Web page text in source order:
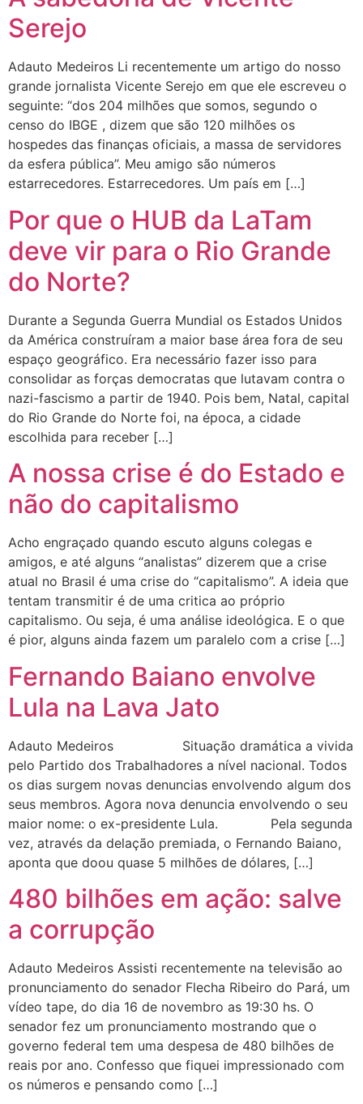
Serejo
Adauto Medeiros Li recentemente um artigo do nosso
grande jornalista Vicente Serejo em que ele escreveu o
seguinte: “dos 204 milhões que somos, segundo o
censo do IBGE , dizem que são 120 milhões os
hospedes das finanças oficiais, a massa de servidores
da esfera pública”. Meu amigo são números
estarrecedores. Estarrecedores. Um país em […]
Por que o HUB da LaTam
deve vir para o Rio Grande
do Norte?
Durante a Segunda Guerra Mundial os Estados Unidos
da América construíram a maior base área fora de seu
espaço geográfico. Era necessário fazer isso para
consolidar as forças democratas que lutavam contra o
nazi-fascismo a partir de 1940. Pois bem, Natal, capital
do Rio Grande do Norte foi, na época, a cidade
escolhida para receber […]
A nossa crise é do Estado e
não do capitalismo
Acho engraçado quando escuto alguns colegas e
amigos, e até alguns “analistas” dizerem que a crise
atual no Brasil é uma crise do “capitalismo”. A ideia que
tentam transmitir é de uma critica ao próprio
capitalismo. Ou seja, é uma análise ideológica. E o que
é pior, alguns ainda fazem um paralelo com a crise […]
Fernando Baiano envolve
Lula na Lava Jato
Adauto Medeiros Situação dramática a vivida
pelo Partido dos Trabalhadores a nível nacional. Todos
os dias surgem novas denuncias envolvendo algum dos
seus membros. Agora nova denuncia envolvendo o seu
maior nome: o ex-presidente Lula. Pela segunda
vez, através da delação premiada, o Fernando Baiano,
aponta que doou quase 5 milhões de dólares, […]
480 bilhões em ação: salve
a corrupção
Adauto Medeiros Assisti recentemente na televisão ao
pronunciamento do senador Flecha Ribeiro do Pará, um
vídeo tape, do dia 16 de novembro as 19:30 hs. O
senador fez um pronunciamento mostrando que o
governo federal tem uma despesa de 480 bilhões de
reais por ano. Confesso que fiquei impressionado com
os números e pensando como […]